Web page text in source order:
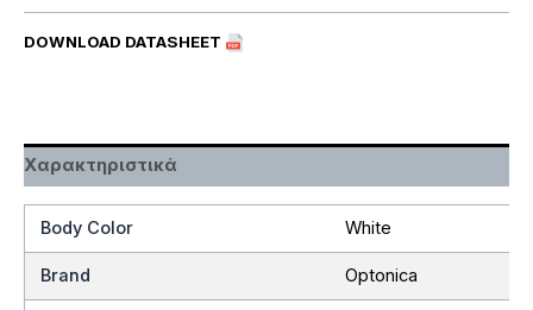
DOWNLOAD DATASHEET
Χαρακτηριστικά
Body Color White
Brand Optonica